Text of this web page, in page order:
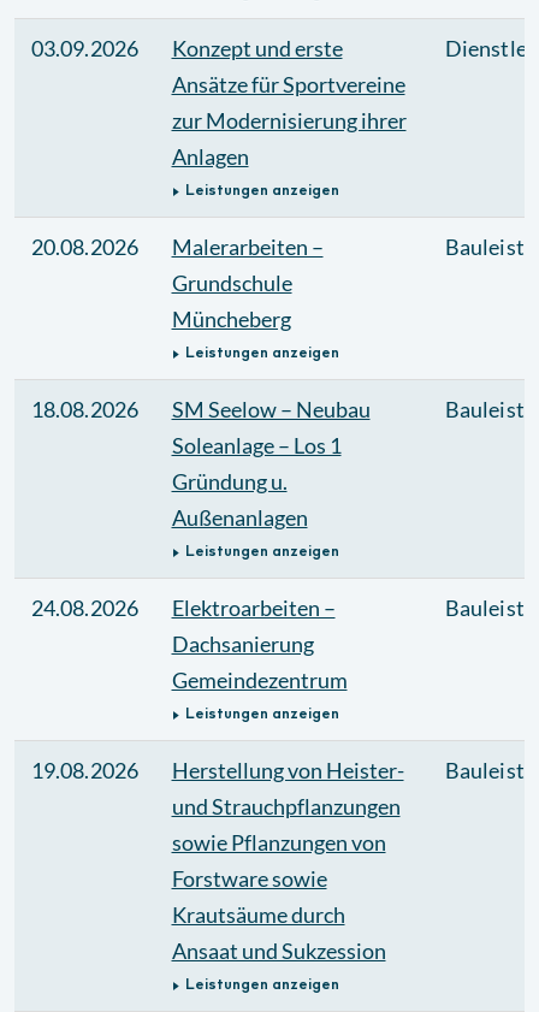
03.09.2026
Konzept und erste
Ansätze für Sportvereine
zur Modernisierung ihrer
Anlagen
Leistungen anzeigen
20.08.2026
Malerarbeiten –
Grundschule
Müncheberg
Leistungen anzeigen
18.08.2026
SM Seelow – Neubau
Soleanlage – Los 1
Gründung u.
Außenanlagen
Leistungen anzeigen
24.08.2026
Elektroarbeiten –
Dachsanierung
Gemeindezentrum
Leistungen anzeigen
19.08.2026
Herstellung von Heister-
und Strauchpflanzungen
sowie Pflanzungen von
Forstware sowie
Krautsäume durch
Ansaat und Sukzession
Leistungen anzeigen